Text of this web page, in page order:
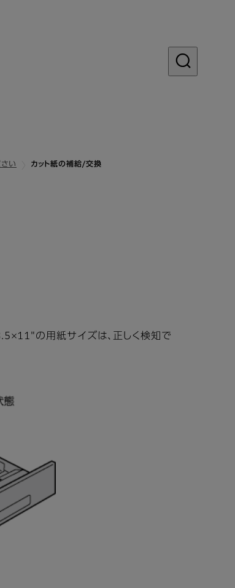
い カット紙の補給/交換
の用紙サイズは、正しく検知で